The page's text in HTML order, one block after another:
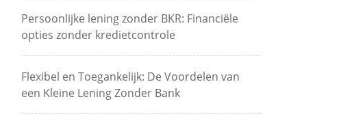
Persoonlijke lening zonder BKR: Financiële
opties zonder kredietcontrole
Flexibel en Toegankelijk: De Voordelen van
een Kleine Lening Zonder Bank